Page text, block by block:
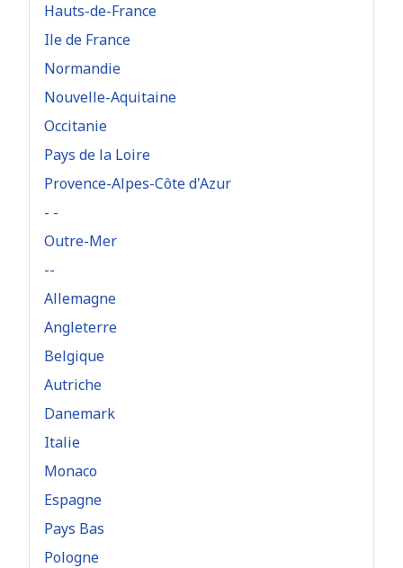
Hauts-de-France
Ile de France
Normandie
Nouvelle-Aquitaine
Occitanie
Pays de la Loire
Provence-Alpes-Côte d'Azur
- -
Outre-Mer
--
Allemagne
Angleterre
Belgique
Autriche
Danemark
Italie
Monaco
Espagne
Pays Bas
Pologne